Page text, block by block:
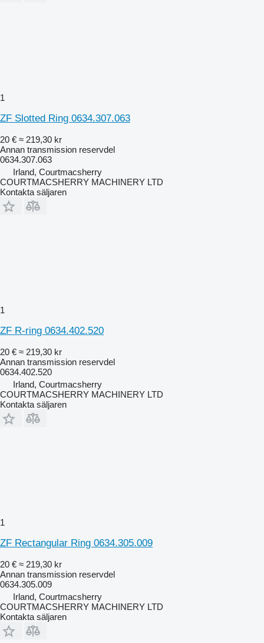
1
ZF Slotted Ring 0634.307.063
20 € ≈ 219,30 kr
Annan transmission reservdel
0634.307.063
Irland, Courtmacsherry
COURTMACSHERRY MACHINERY LTD
Kontakta säljaren
1
ZF R-ring 0634.402.520
20 € ≈ 219,30 kr
Annan transmission reservdel
0634.402.520
Irland, Courtmacsherry
COURTMACSHERRY MACHINERY LTD
Kontakta säljaren
1
ZF Rectangular Ring 0634.305.009
20 € ≈ 219,30 kr
Annan transmission reservdel
0634.305.009
Irland, Courtmacsherry
COURTMACSHERRY MACHINERY LTD
Kontakta säljaren